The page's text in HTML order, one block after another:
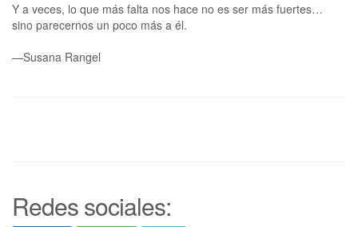
Y a veces, lo que más falta nos hace no es ser más fuertes…
sino parecernos un poco más a él.
—Susana Rangel
Redes sociales: